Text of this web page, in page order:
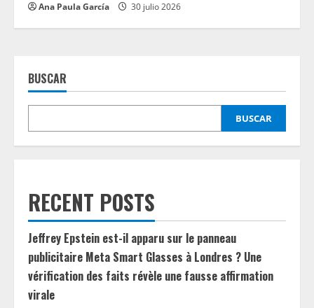
Ana Paula García 30 julio 2026
BUSCAR
BUSCAR
RECENT POSTS
Jeffrey Epstein est-il apparu sur le panneau
publicitaire Meta Smart Glasses à Londres ? Une
vérification des faits révèle une fausse affirmation
virale